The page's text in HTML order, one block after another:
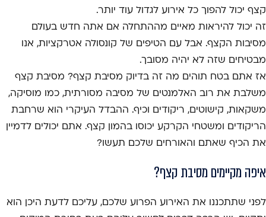
קצף יכול להפוך כל אירוע לגדול עוד יותר.
זה יכול להיראות מאיים מההתחלה אם אתה חדש בעולם
מסיבות הקצף. אבל עם הטיפים של קונסולה אטרקציות, אנו
מבטיחים שזה לא יהיה מסובך.
אז אתם בטח תוהים מה זה בדיוק מסיבת קצף? מסיבת קצף
משלבת את רוב האלמנטים של מסיבה מסורתית, כמו מוסיקה,
משקאות, קישוטים, ריקודים וכיף. ההבדל העיקרי הוא שרחבת
הריקודים ומשטחי הקרקע יכוסו בהמון קצף. אתם יכולים לדמיין
את הכיף שאתם והאורחים שלכם תעשו?
איפה מקיימים מסיבת קצף?
לפני שתתכננו את האירוע הפרוע שלכם, עליכם לדעת היכן הוא